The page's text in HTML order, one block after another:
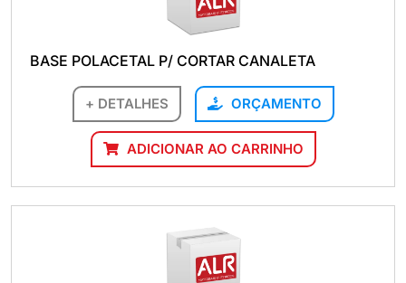
BASE POLACETAL P/ CORTAR CANALETA
+ DETALHES ORÇAMENTO
ADICIONAR AO CARRINHO